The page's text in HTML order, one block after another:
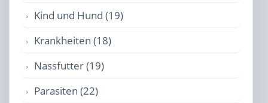
Kind und Hund (19)
Krankheiten (18)
Nassfutter (19)
Parasiten (22)